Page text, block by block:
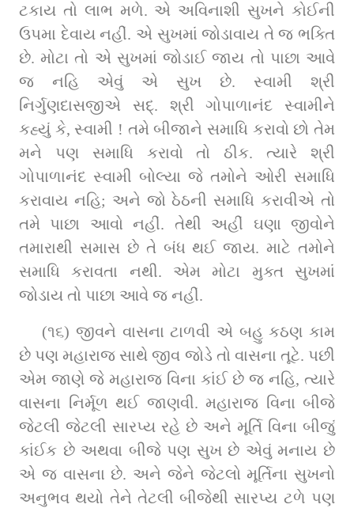
ટકાય તો લાભ મળે. એ અવિનાશી સુખને કોઈની
ઉપમા દેવાય નહીં. એ સુખમાં જોડાવાય તે જ ભક્તિ
છે. મોટા તો એ સુખમાં જોડાઈ જાય તો પાછા આવે
જ નહિ એવું એ સુખ છે. સ્વામી શ્રી
નિર્ગુણદાસજીએ સદ્. શ્રી ગોપાળાનંદ સ્વામીને
કહ્યું કે, સ્વામી ! તમે બીજાને સમાધિ કરાવો છો તેમ
મને પણ સમાધિ કરાવો તો ઠીક. ત્યારે શ્રી
ગોપાળાનંદ સ્વામી બોલ્યા જે તમોને ઓરી સમાધિ
કરાવાય નહિ; અને જો ઠેઠની સમાધિ કરાવીએ તો
તમે પાછા આવો નહીં. તેથી અહીં ઘણા જીવોને
તમારાથી સમાસ છે તે બંધ થઈ જાય. માટે તમોને
સમાધિ કરાવતા નથી. એમ મોટા મુક્ત સુખમાં
જોડાય તો પાછા આવે જ નહીં.
(૧૬) જીવને વાસના ટાળવી એ બહુ કઠણ કામ
છે પણ મહારાજ સાથે જીવ જોડે તો વાસના તૂટે. પછી
એમ જાણે જે મહારાજ વિના કાંઈ છે જ નહિ, ત્યારે
વાસના નિર્મૂળ થઈ જાણવી. મહારાજ વિના બીજે
જેટલી જેટલી સારપ્ય રહે છે અને મૂર્તિ વિના બીજું
કાંઈક છે અથવા બીજે પણ સુખ છે એવું મનાય છે
એ જ વાસના છે. અને જેને જેટલો મૂર્તિના સુખનો
અનુભવ થયો તેને તેટલી બીજેથી સારપ્ય ટળે પણ